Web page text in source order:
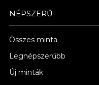
NÉPSZERŰ
Összes minta
Legnépszerűbb
Új minták